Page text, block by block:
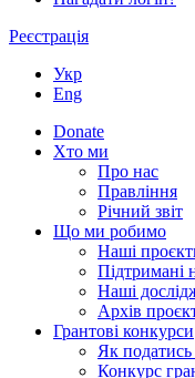
Реєстрація
Укр
Eng
Donate
Хто ми
Про нас
Правління
Річний звіт
Що ми робимо
Наші
Підтримані
Наші
Архів
Грантові конкурси
Як
Конкурс